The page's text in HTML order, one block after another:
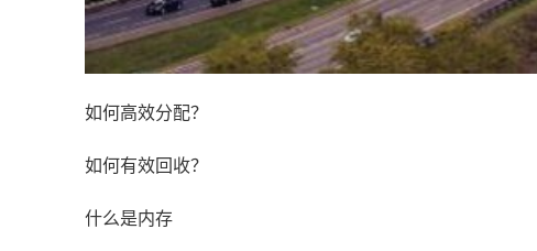
如何高效分配？
如何有效回收？
什么是内存